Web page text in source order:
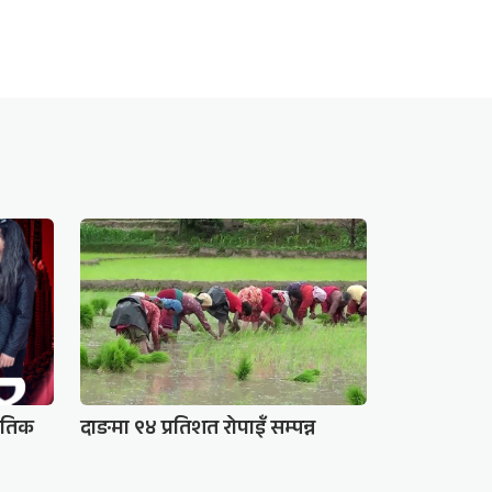
दाङमा ९४ प्रतिशत रोपाइँ सम्पन्न